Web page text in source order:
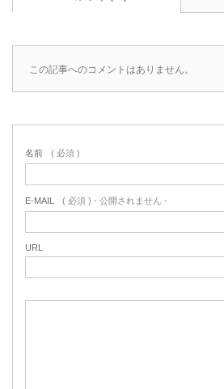
この記事へのコメントはありません。
名前 ( 必須 )
E-MAIL ( 必須 ) - 公開されません -
URL